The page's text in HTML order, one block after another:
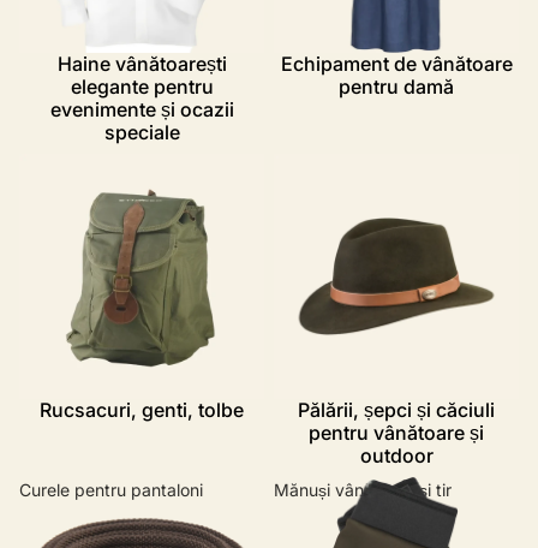
Haine vânătoarești
elegante pentru
evenimente și ocazii
speciale
Echipament de vânătoare
pentru damă
Rucsacuri, genti, tolbe
Pălării, șepci și căciuli
pentru vânătoare și
outdoor
Curele pentru pantaloni Mănuși vânătoare și tir